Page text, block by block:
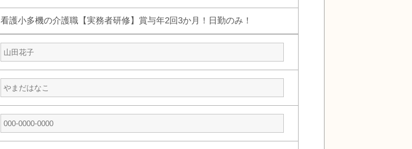
看護小多機の介護職【実務者研修】賞与年2回3か月！日勤のみ！